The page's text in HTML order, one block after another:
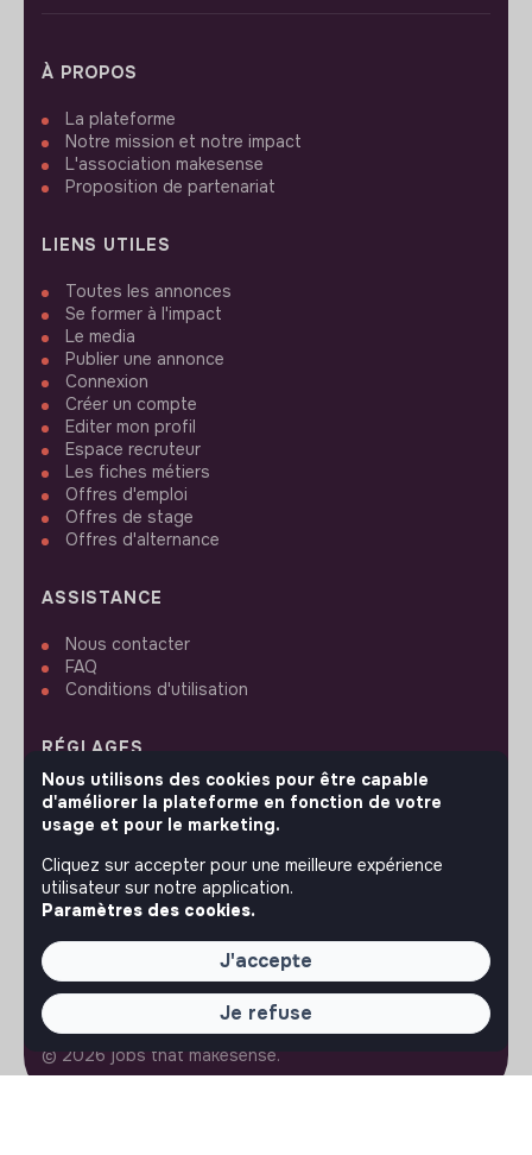
À PROPOS
La plateforme
Notre mission et notre impact
L'association makesense
Proposition de partenariat
LIENS UTILES
Toutes les annonces
Se former à l'impact
Le media
Publier une annonce
Connexion
Créer un compte
Editer mon profil
Espace recruteur
Les fiches métiers
Offres d'emploi
Offres de stage
Offres d'alternance
ASSISTANCE
Nous contacter
FAQ
Conditions d'utilisation
RÉGLAGES
Langues ou régions
Plan du site
Paramètres des cookies
© 2026 jobs that makesense.
Nous utilisons des cookies pour être capable
d'améliorer la plateforme en fonction de votre
usage et pour le marketing.
Cliquez sur accepter pour une meilleure expérience
utilisateur sur notre application.
Paramètres des cookies.
J'accepte
Je refuse